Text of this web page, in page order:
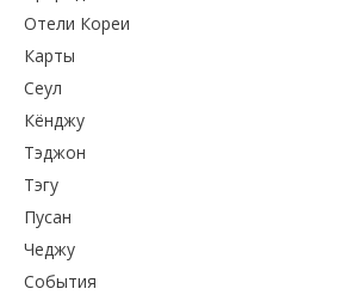
Отели Кореи
Карты
Сеул
Кёнджу
Тэджон
Тэгу
Пусан
Чеджу
События